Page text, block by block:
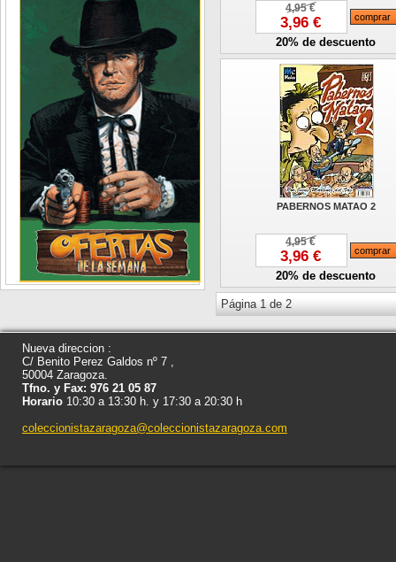
4,95 €
3,96 €
20% de descuento
PABERNOS MATAO 2
4,95 €
3,96 €
20% de descuento
Página 1 de 2
Nueva direccion :
C/ Benito Perez Galdos nº 7 ,
50004 Zaragoza.
Tfno. y Fax: 976 21 05 87
Horario 10:30 a 13:30 h. y 17:30 a 20:30 h
coleccionistazaragoza@coleccionistazaragoza.com